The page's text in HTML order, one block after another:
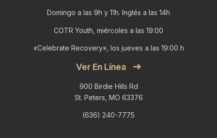
Domingo a las 9h y 11h. Inglés a las 14h
COTR Youth, miércoles a las 19:00
«Celebrate Recovery», los jueves a las 19:00 h
Ver En Línea
900 Birdie Hills Rd
St. Peters, MO 63376
(636) 240-7775